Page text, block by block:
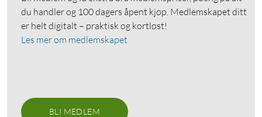
du handler og 100 dagers åpent kjøp. Medlemskapet ditt
er helt digitalt – praktisk og kortløst!
Les mer om medlemskapet
BLI MEDLEM